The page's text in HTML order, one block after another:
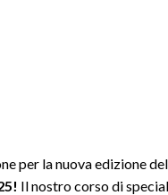
per la nuova edizione
Il nostro corso di